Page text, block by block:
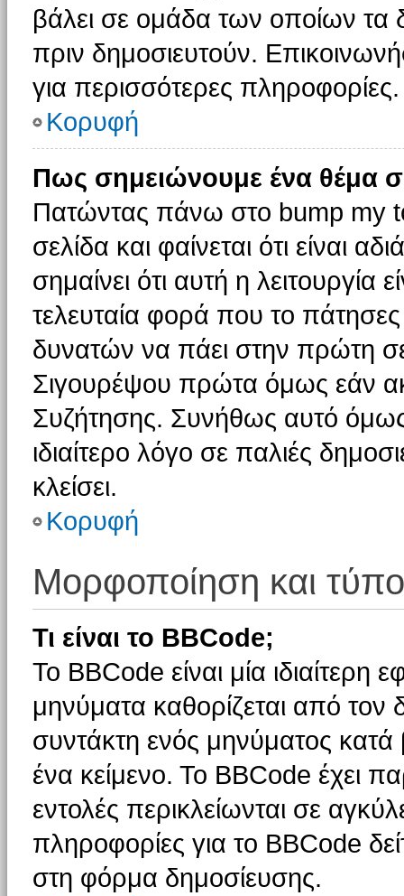
βάλει σε ομάδα των οποίων τα
πριν δημοσιευτούν.
για περισσότερες πληροφορίες.
Κορυφή
Πως σημειώνουμε ένα θέμα
Πατώντας πάνω στο bump my
σελίδα και φαίνεται ότι είναι
σημαίνει ότι αυτή η λειτουργία
τελευταία φορά που το πάτησες
δυνατών να πάει στην πρώτη
Σιγουρέψου πρώτα όμως εάν
Συζήτησης. Συνήθως αυτό όμως
ιδιαίτερο λόγο σε παλιές
κλείσει.
Κορυφή
Μορφοποίηση και
Τι είναι το BBCode;
Το BBCode είναι μία
μηνύματα καθορίζεται από τον
συντάκτη ενός μηνύματος
ένα κείμενο. Το BBCode έχει
εντολές περικλείωνται σε
πληροφορίες για το BBCode
στη φόρμα δημοσίευσης.